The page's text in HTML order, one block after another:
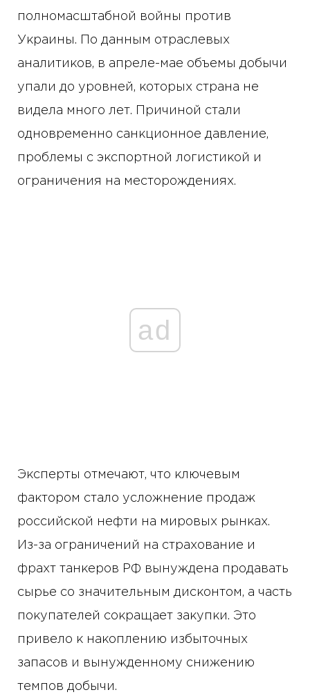
полномасштабной войны против
Украины. По данным отраслевых
аналитиков, в апреле-мае объемы добычи
упали до уровней, которых страна не
видела много лет. Причиной стали
одновременно санкционное давление,
проблемы с экспортной логистикой и
ограничения на месторождениях.
ad
Эксперты отмечают, что ключевым
фактором стало усложнение продаж
российской нефти на мировых рынках.
Из-за ограничений на страхование и
фрахт танкеров РФ вынуждена продавать
сырье со значительным дисконтом, а часть
покупателей сокращает закупки. Это
привело к накоплению избыточных
запасов и вынужденному снижению
темпов добычи.